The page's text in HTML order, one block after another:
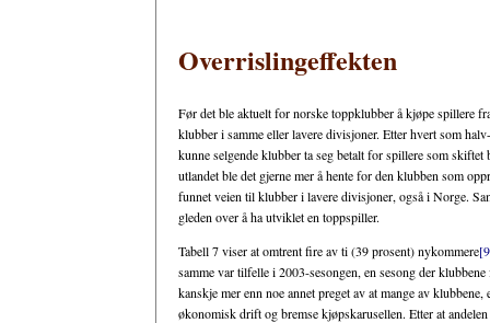
Overrislingeffekten
Før det ble aktuelt for norske toppklubber å kjøpe spillere
klubber i samme eller lavere divisjoner. Etter hvert som
kunne selgende klubber ta seg betalt for spillere som
utlandet ble det gjerne mer å hente for den klubben som
funnet veien til klubber i lavere divisjoner, også i Norge.
gleden over å ha utviklet en toppspiller.
Tabell 7 viser at omtrent fire av ti (39 prosent) nykommere
samme var tilfelle i 2003-sesongen, en sesong der
kanskje mer enn noe annet preget av at mange av
økonomisk drift og bremse kjøpskarusellen. Etter at